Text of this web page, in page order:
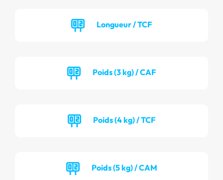
Longueur / TCF
Poids (3 kg) / CAF
Poids (4 kg) / TCF
Poids (5 kg) / CAM